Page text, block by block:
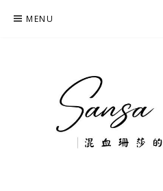
MENU